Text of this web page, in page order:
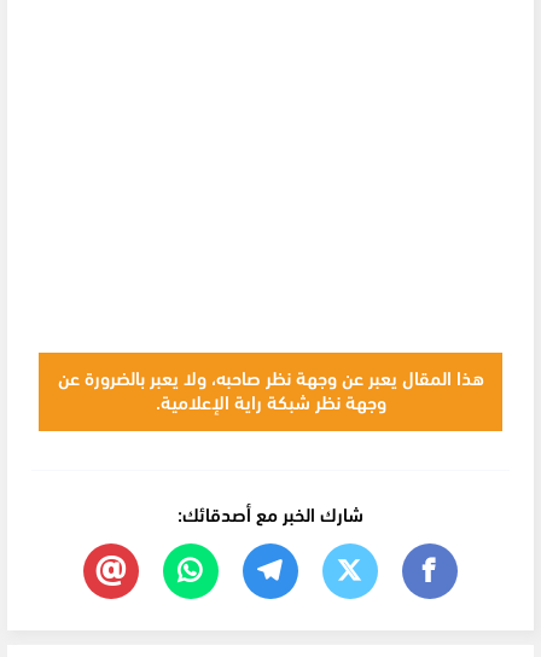
هذا المقال يعبر عن وجهة نظر صاحبه، ولا يعبر بالضرورة عن
وجهة نظر شبكة راية الإعلامية.
شارك الخبر مع أصدقائك: